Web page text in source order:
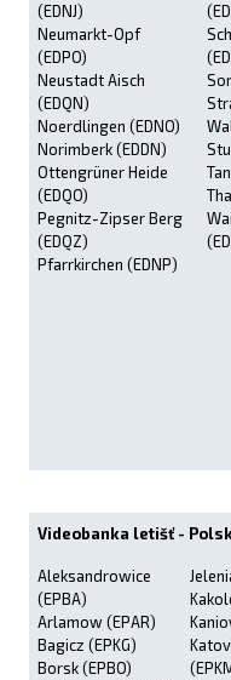
(EDNJ)
Neumarkt-Opf
(EDPO)
Neustadt Aisch
(EDQN)
Noerdlingen (EDNO)
Norimberk (EDDN)
Ottengrüner Heide
(EDQO)
Pegnitz-Zipser Berg
(EDQZ)
Pfarrkirchen (EDNP)
Videobanka letišť -
Aleksandrowice
(EPBA)
Arlamow (EPAR)
Bagicz (EPKG)
Borsk (EPBO)